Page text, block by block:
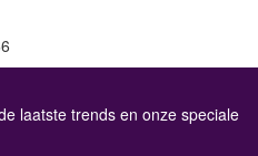
laatste trends en onze speciale